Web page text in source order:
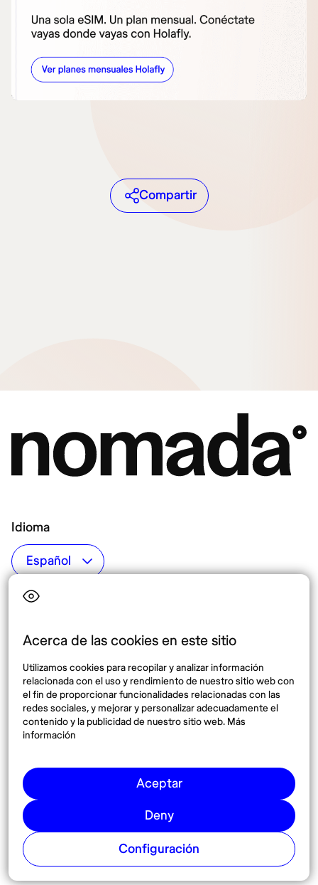
Acerca de las cookies en este sitio
Utilizamos cookies para recopilar y analizar información
relacionada con el uso y rendimiento de nuestro sitio web con
el fin de proporcionar funcionalidades relacionadas con las
redes sociales, y mejorar y personalizar adecuadamente el
contenido y la publicidad de nuestro sitio web. Más
información
Aceptar
Deny
Configuración
Compartir
Idioma
Top destinos
México
España
Destinos
Síguenos
Pinterest
© 2026 Nomadaº
CookiesTérminos y condicionesPolítica de privacidad